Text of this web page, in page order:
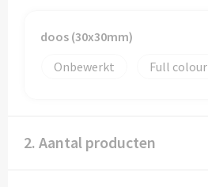
Reistassensets
Goodiebags
doos (30x30mm)
Onbewerkt
Full colour
2. Aantal producten